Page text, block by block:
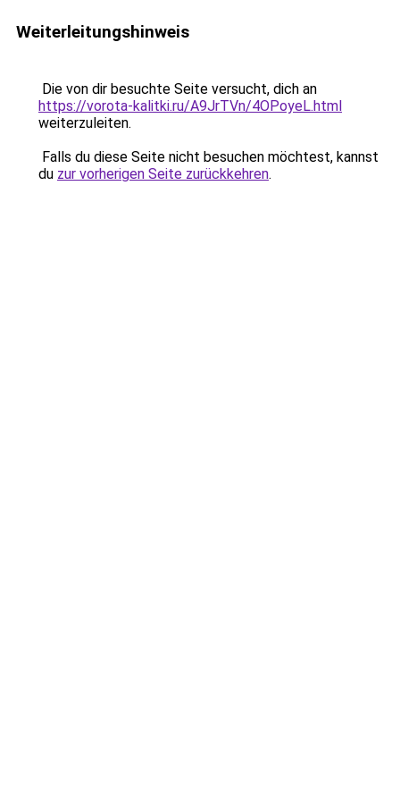
Weiterleitungshinweis
Die von dir besuchte Seite versucht, dich an
https://vorota-kalitki.ru/A9JrTVn/4OPoyeL.html
weiterzuleiten.
Falls du diese Seite nicht besuchen möchtest, kannst
du zur vorherigen Seite zurückkehren.